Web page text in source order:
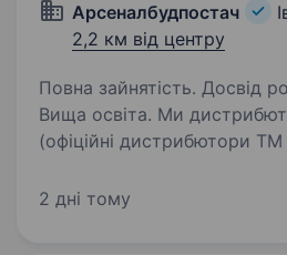
Арсеналбудпостач
2,2 км від центру
Повна зайнятість. Досвід
Вища освіта. Ми дистрибюторська компанія
(офіційні дистрибютори
Франківську та офісом, а
2 дні тому